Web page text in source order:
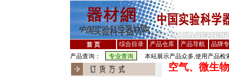
首 页 综合目录 产品仓库 产品导航
品牌
产品查询：
本站展示产品众多,使用产品检
空气、微生